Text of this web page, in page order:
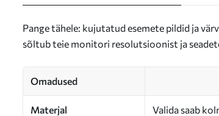
Pange tähele: kujutatud esemete pildid ja
sõltub teie monitori resolutsioonist ja
Omadused
Materjal
Valida saab